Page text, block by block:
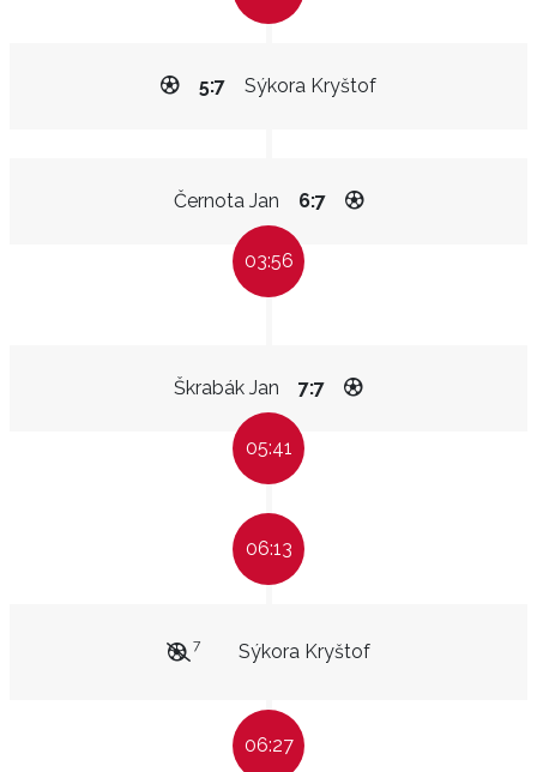
Sýkora Kryštof
5:7
Černota Jan 6:7
03:56
Škrabák Jan 7:7
05:41
06:13
Sýkora Kryštof
7
06:27